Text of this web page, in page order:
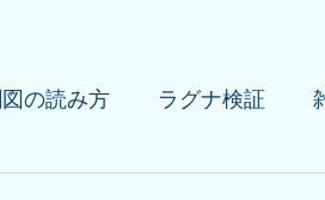
の読み方 ラグナ検証